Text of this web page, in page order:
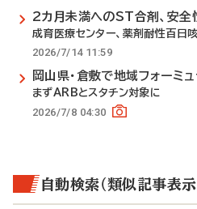
2カ月未満へのST合剤、安全
成育医療センター、薬剤耐性百日
2026/7/14 11:59
岡山県・倉敷で地域フォーミ
まずARBとスタチン対象に
2026/7/8 04:30
自動検索（類似記事表示